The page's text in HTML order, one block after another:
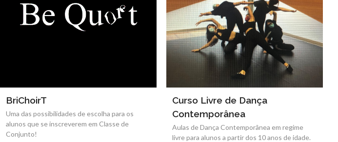
BriChoirT
Uma das possibilidades de escolha para os
alunos que se inscreverem em Classe de
Conjunto!
Curso Livre de Dança
Contemporânea
Aulas de Dança Contemporânea em regime
livre para alunos a partir dos 10 anos de idade.